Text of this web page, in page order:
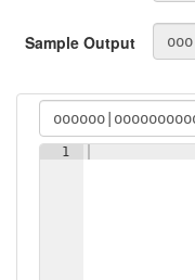
Sample Output
1